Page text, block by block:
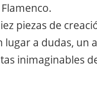
piezas de
lugar a dudas, un
inimaginables